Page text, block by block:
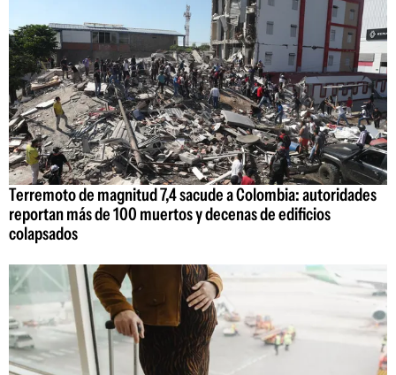
Terremoto de magnitud 7,4 sacude a Colombia: autoridades
reportan más de 100 muertos y decenas de edificios
colapsados